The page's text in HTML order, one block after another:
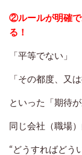
②ルールが明確で
る！
「平等でない」
「その都度、又
といった「期待
同じ会社（職場
“どうすればどう